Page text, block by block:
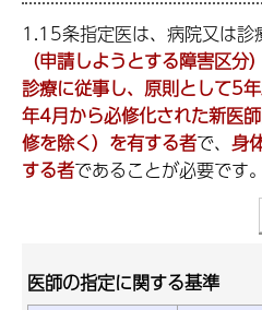
1.15条指定医は、病院又は診
（申請しようとする障害区
診療に従事し、原則として5
年4月から必修化された新医
修を除く）を有する者で、 身
する者であることが必要です。
医師の指定に関する基準